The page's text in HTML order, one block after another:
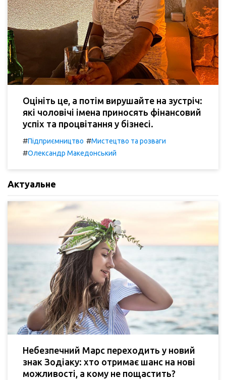
Оцініть це, а потім вирушайте на зустріч:
які чоловічі імена приносять фінансовий
успіх та процвітання у бізнесі.
#Підприємництво #Мистецтво та розваги
#Олександр Македонський
Актуальне
Небезпечний Марс переходить у новий
знак Зодіаку: хто отримає шанс на нові
можливості, а кому не пощастить?